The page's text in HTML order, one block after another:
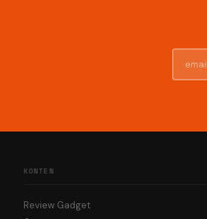
KONTEN
Review Gadget